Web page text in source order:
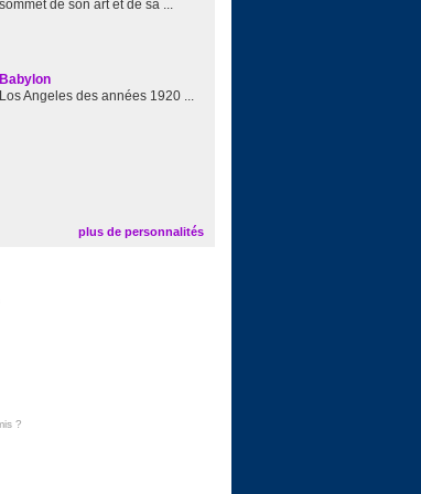
sommet de son art et de sa ...
Babylon
Los Angeles des années 1920 ...
plus de personnalités
?